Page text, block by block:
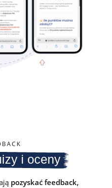
i oceny
pozyskać feedback,